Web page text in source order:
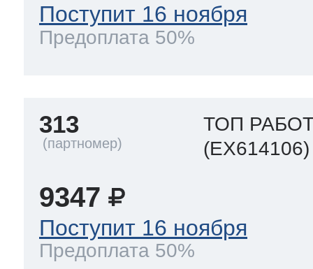
Поступит 16 ноября
Предоплата 50%
313
ТОП
(EX614106)
9347
Поступит 16 ноября
Предоплата 50%